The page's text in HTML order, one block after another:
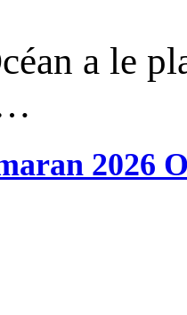
a le
2026